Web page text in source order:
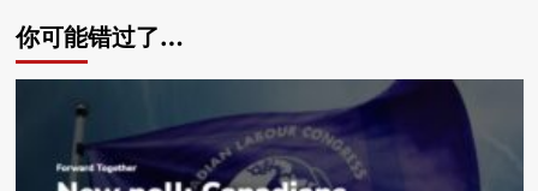
你可能错过了…